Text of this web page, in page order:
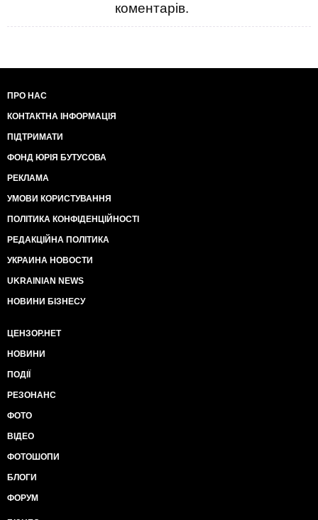
коментарів.
ПРО НАС
КОНТАКТНА ІНФОРМАЦІЯ
ПІДТРИМАТИ
ФОНД ЮРІЯ БУТУСОВА
РЕКЛАМА
УМОВИ КОРИСТУВАННЯ
ПОЛІТИКА КОНФІДЕНЦІЙНОСТІ
РЕДАКЦІЙНА ПОЛІТИКА
УКРАИНА НОВОСТИ
UKRAINIAN NEWS
НОВИНИ БІЗНЕСУ
ЦЕНЗОР.НЕТ
НОВИНИ
ПОДІЇ
РЕЗОНАНС
ФОТО
ВІДЕО
ФОТОШОПИ
БЛОГИ
ФОРУМ